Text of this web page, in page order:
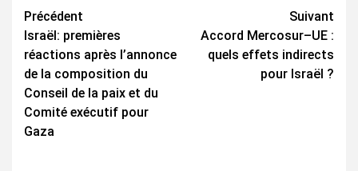
Navigation
d’article
Précédent
Israël: premières
réactions après l’annonce
de la composition du
Conseil de la paix et du
Comité exécutif pour
Gaza
Suivant
Accord Mercosur–UE :
quels effets indirects
pour Israël ?